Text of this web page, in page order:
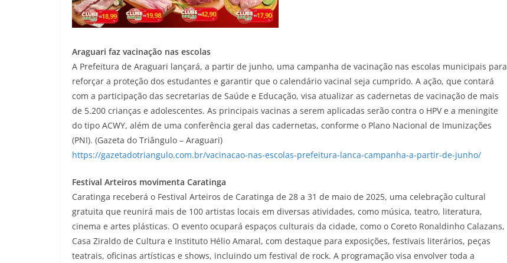
Araguari faz vacinação nas escolas
A Prefeitura de Araguari lançará, a partir de junho, uma campanha de vacinação nas escolas municipais para
reforçar a proteção dos estudantes e garantir que o calendário vacinal seja cumprido. A ação, que contará
com a participação das secretarias de Saúde e Educação, visa atualizar as cadernetas de vacinação de mais
de 5.200 crianças e adolescentes. As principais vacinas a serem aplicadas serão contra o HPV e a meningite
do tipo ACWY, além de uma conferência geral das cadernetas, conforme o Plano Nacional de Imunizações
(PNI). (Gazeta do Triângulo – Araguari)
https://gazetadotriangulo.com.br/vacinacao-nas-escolas-prefeitura-lanca-campanha-a-partir-de-junho/
Festival Arteiros movimenta Caratinga
Caratinga receberá o Festival Arteiros de Caratinga de 28 a 31 de maio de 2025, uma celebração cultural
gratuita que reunirá mais de 100 artistas locais em diversas atividades, como música, teatro, literatura,
cinema e artes plásticas. O evento ocupará espaços culturais da cidade, como o Coreto Ronaldinho Calazans,
Casa Ziraldo de Cultura e Instituto Hélio Amaral, com destaque para exposições, festivais literários, peças
teatrais, oficinas artísticas e shows, incluindo um festival de rock. A programação visa envolver toda a